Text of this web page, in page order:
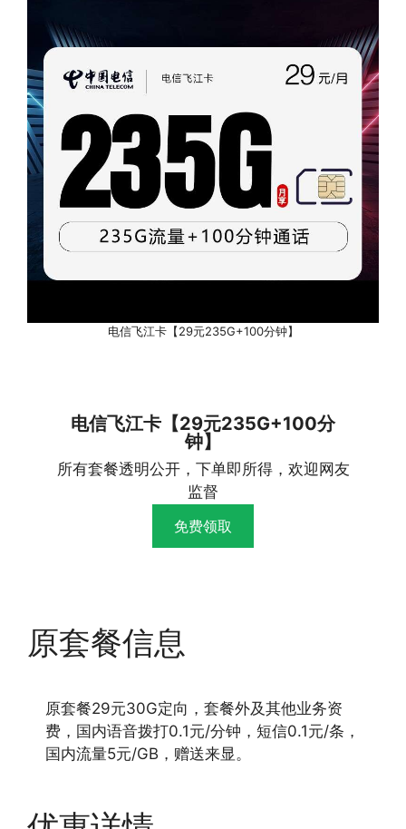
电信飞江卡【29元235G+100分钟】
电信飞江卡【29元235G+100分
钟】
所有套餐透明公开，下单即所得，欢迎网友
监督
免费领取
原套餐信息
原套餐29元30G定向，套餐外及其他业务资
费，国内语音拨打0.1元/分钟，短信0.1元/条，
国内流量5元/GB，赠送来显。